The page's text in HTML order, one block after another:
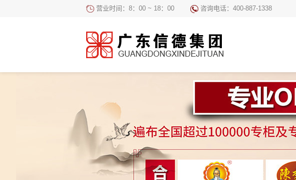
营业时间：8：00 ~ 18：00 咨询电话：400-887-1338